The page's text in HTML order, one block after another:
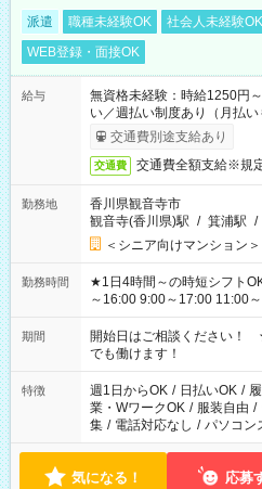
派遣 職種未経験OK 社会人未経験OK
WEB登録・面接OK
給与
無資格未経験：時給1250
い／週払い制度あり（月払
完了次第のお支払いとなりま
交通費別途支給あり
交通費 交通費全額支給※規
勤務地
香川県観音寺市
観音寺(香川県)駅 / 箕浦駅 /
＜シニア向けマンション＞
勤務時間
★1日4時間～の時短シフトOK ★スタート時間選べます！
～16:00 9:00～17:00 11:00～
の場合、他のお仕事と合わ
せん ※法令に基づき、週20
象となります ※労働者派遣法
り、短時間・短期間の就業
期間
開始日はご相談ください
でも働けます！
特徴 週1日からOK / 日払いOK /
業・WワークOK / 服装自由 /
集 / 電話対応なし / パソコン
気になる！ 応募